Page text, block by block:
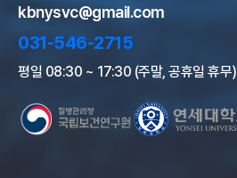
kbnysvc@gmail.com
031-546-2715
평일 08:30 ~ 17:30 (주말, 공휴일 휴무)